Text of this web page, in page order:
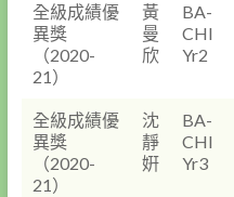
全級成績優
異獎
（2020-
21）
黃
曼
欣
BA-
CHI
Yr2
全級成績優
異獎
（2020-
21）
沈
靜
姸
BA-
CHI
Yr3